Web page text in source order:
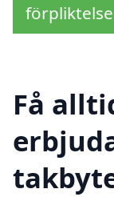
Få